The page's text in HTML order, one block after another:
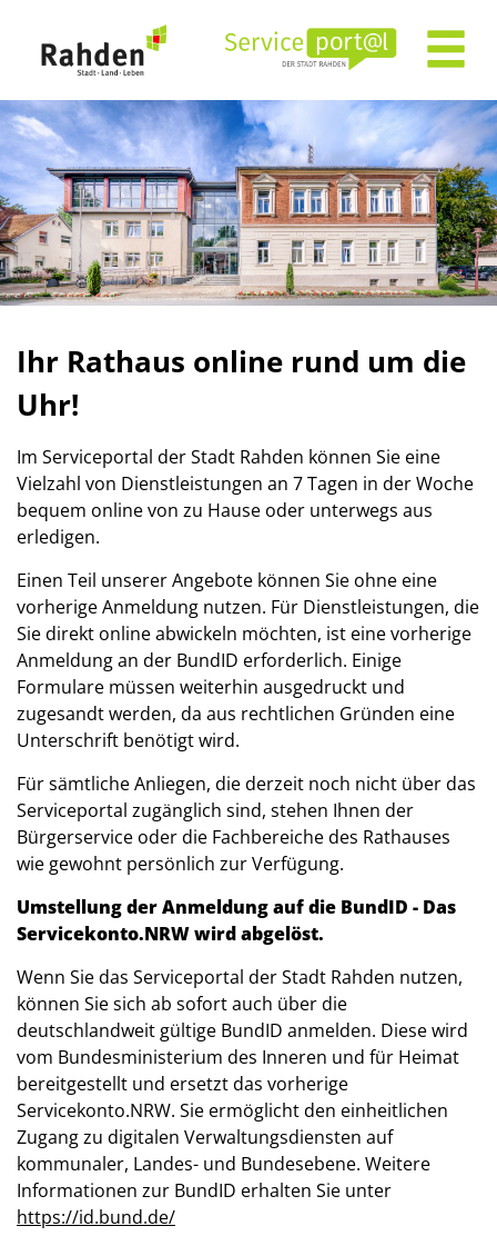
Zum Hauptinhalt springen
Ihr Rathaus online rund um die
Uhr!
Im Serviceportal der Stadt Rahden können Sie eine
Vielzahl von Dienstleistungen an 7 Tagen in der Woche
bequem online von zu Hause oder unterwegs aus
erledigen.
Einen Teil unserer Angebote können Sie ohne eine
vorherige Anmeldung nutzen. Für Dienstleistungen, die
Sie direkt online abwickeln möchten, ist eine vorherige
Anmeldung an der BundID erforderlich. Einige
Formulare müssen weiterhin ausgedruckt und
zugesandt werden, da aus rechtlichen Gründen eine
Unterschrift benötigt wird.
Für sämtliche Anliegen, die derzeit noch nicht über das
Serviceportal zugänglich sind, stehen Ihnen der
Bürgerservice oder die Fachbereiche des Rathauses
wie gewohnt persönlich zur Verfügung.
Umstellung der Anmeldung auf die BundID - Das
Servicekonto.NRW wird abgelöst.
Wenn Sie das Serviceportal der Stadt Rahden nutzen,
können Sie sich ab sofort auch über die
deutschlandweit gültige BundID anmelden. Diese wird
vom Bundesministerium des Inneren und für Heimat
bereitgestellt und ersetzt das vorherige
Servicekonto.NRW. Sie ermöglicht den einheitlichen
Zugang zu digitalen Verwaltungsdiensten auf
kommunaler, Landes- und Bundesebene. Weitere
Informationen zur BundID erhalten Sie unter
https://id.bund.de/